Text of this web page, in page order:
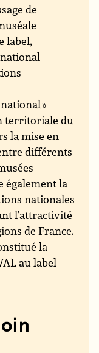
de
label,
»
territoriale du
la mise en
différents
également la
nationales
l’attractivité
de France.
la
au label